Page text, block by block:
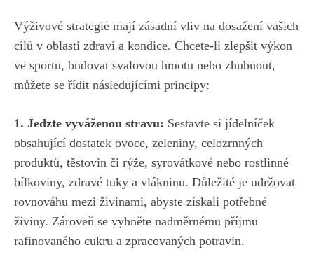
Výživové strategie mají zásadní⁢ vliv na dosažení vašich
​cílů ‍v oblasti zdraví a kondice. Chcete-li zlepšit výkon
ve sportu, ⁤budovat svalovou hmotu nebo zhubnout,
můžete se řídit následujícími principy:
1. Jedzte⁢ vyváženou stravu: Sestavte si jídelníček
obsahující dostatek ovoce,‍ zeleniny, celozrnných
produktů, těstovin či rýže, syrovátkové nebo rostlinné⁣
bílkoviny, zdravé tuky a vlákninu. Důležité je udržovat‌
rovnováhu mezi živinami,‌ abyste získali potřebné
živiny.⁣ Zároveň ⁢se vyhněte nadměrnému příjmu
rafinovaného cukru a zpracovaných⁢ potravin.